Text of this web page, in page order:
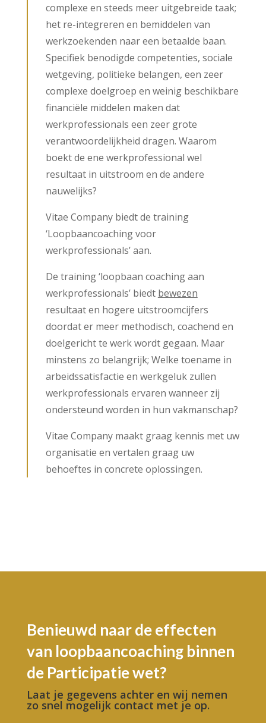
complexe en steeds meer uitgebreide taak;
het re-integreren en bemiddelen van
werkzoekenden naar een betaalde baan.
Specifiek benodigde competenties, sociale
wetgeving, politieke belangen, een zeer
complexe doelgroep en weinig beschikbare
financiële middelen maken dat
werkprofessionals een zeer grote
verantwoordelijkheid dragen. Waarom
boekt de ene werkprofessional wel
resultaat in uitstroom en de andere
nauwelijks?
Vitae Company biedt de training
‘Loopbaancoaching voor
werkprofessionals’ aan.
De training ‘loopbaan coaching aan
werkprofessionals’ biedt bewezen
resultaat en hogere uitstroomcijfers
doordat er meer methodisch, coachend en
doelgericht te werk wordt gegaan. Maar
minstens zo belangrijk; Welke toename in
arbeidssatisfactie en werkgeluk zullen
werkprofessionals ervaren wanneer zij
ondersteund worden in hun vakmanschap?
Vitae Company maakt graag kennis met uw
organisatie en vertalen graag uw
behoeftes in concrete oplossingen.
Benieuwd naar de effecten
van loopbaancoaching binnen
de Participatie wet?
Laat je gegevens achter en wij nemen
zo snel mogelijk contact met je op.